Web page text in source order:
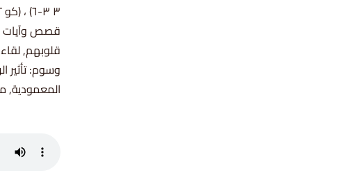
٣ ٣-٦) ، (كو ٢ ١٢) ، (اش ٥٧ ١٩)
قصص وآيات
قلوبهم,
وسوم: تأثير
المعمودية,